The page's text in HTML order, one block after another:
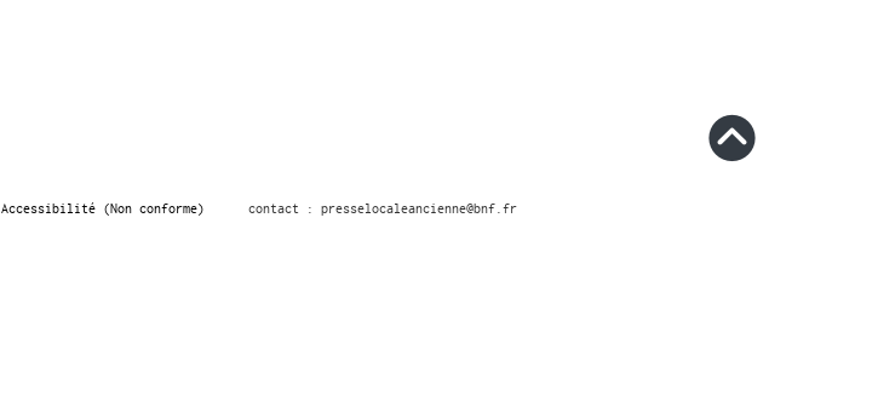
Accessibilité (Non conforme) contact : presselocaleancienne@bnf.fr